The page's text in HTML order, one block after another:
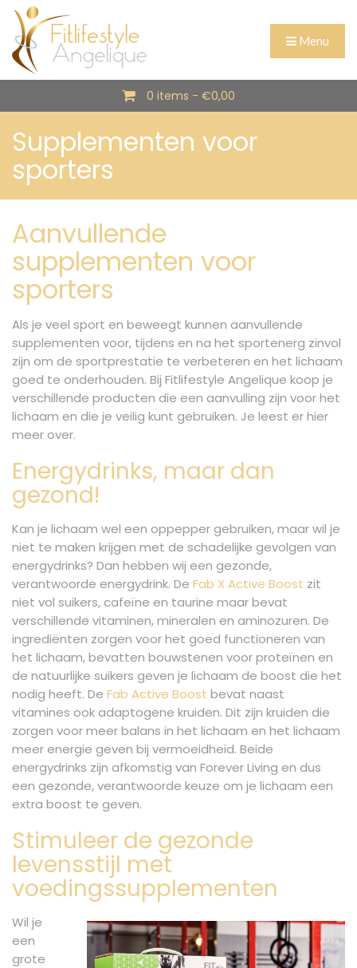
Menu
0 items - €0,00
Supplementen voor
sporters
Aanvullende
supplementen voor
sporters
Als je veel sport en beweegt kunnen aanvullende
supplementen voor, tijdens en na het sportenerg zinvol
zijn om de sportprestatie te verbeteren en het lichaam
goed te onderhouden. Bij Fitlifestyle Angelique koop je
verschillende producten die een aanvulling zijn voor het
lichaam en die je veilig kunt gebruiken. Je leest er hier
meer over.
Energydrinks, maar dan
gezond!
Kan je lichaam wel een oppepper gebruiken, maar wil je
niet te maken krijgen met de schadelijke gevolgen van
energydrinks? Dan hebben wij een gezonde,
verantwoorde energydrink. De Fab X Active Boost zit
niet vol suikers, cafeïne en taurine maar bevat
verschillende vitaminen, mineralen en aminozuren. De
ingrediënten zorgen voor het goed functioneren van
het lichaam, bevatten bouwstenen voor proteïnen en
de natuurlijke suikers geven je lichaam de boost die het
nodig heeft. De Fab Active Boost bevat naast
vitamines ook adaptogene kruiden. Dit zijn kruiden die
zorgen voor meer balans in het lichaam en het lichaam
meer energie geven bij vermoeidheid. Beide
energydrinks zijn afkomstig van Forever Living en dus
een gezonde, verantwoorde keuze om je lichaam een
extra boost te geven.
Stimuleer de gezonde
levensstijl met
voedingssupplementen
Wil je
een
grote